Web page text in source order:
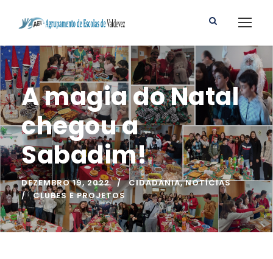
A magia do Natal
chegou a
Sabadim!
DEZEMBRO 19, 2022 CIDADANIA, NOTÍCIAS
CLUBES E PROJETOS